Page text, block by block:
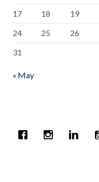
17 18 19
24
25 26
31
« May